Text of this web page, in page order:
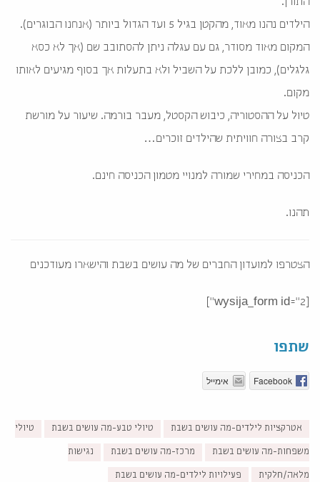
התורן.
הילדים נהנו מאוד, מהקטן בגיל 5 ועד הגדול ביותר (אנחנו הבוגרים).
המקום מאוד מסודר, גם עם עגלה ניתן להסתובב שם (אך לא כסא
גלגלים), כמובן ללכת על השביל ולא בתעלות אך בסוף מגיעים לאותו
מקום.
טיול על ההסטוריה, כיבוש הקסטל, מעבר בורמה. שיעור על מורשת
קרב בצורה חוויתית שהילדים זוכרים…
הכניסה במחירי שמורה למנויי מטמון הכניסה חינם.
תהנו.
הצטרפו למועדון החברים של מה עושים בשבת והישארו מעודכנים
שתפו
Facebook אימייל
אטרקציות לילדים-מה עושים בשבת טיולי טבע-מה עושים בשבת טיולי
משפחות-מה עושים בשבת מרכז-מה עושים בשבת נגישות
מלאה/חלקית פעילויות לילדים-מה עושים בשבת